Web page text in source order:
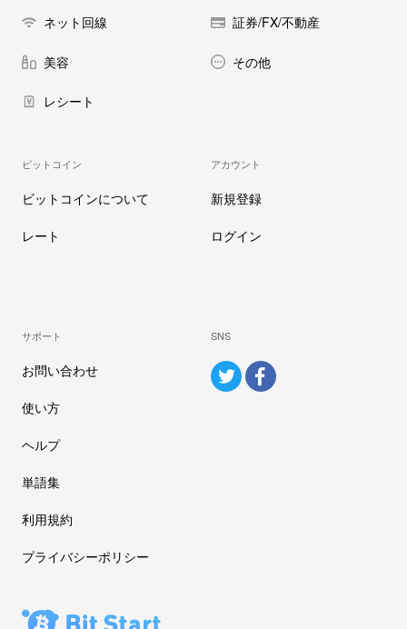
ネット回線 証券/FX/不動産
美容 その他
レシート
ビットコイン
ビットコインについて
レート
アカウント
新規登録
ログイン
サポート
お問い合わせ
使い方
ヘルプ
単語集
利用規約
プライバシーポリシー
SNS